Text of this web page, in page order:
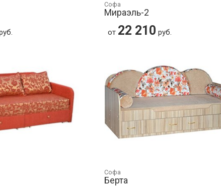
Софа
Мираэль-2
от 22 210 руб.
Софа
Берта